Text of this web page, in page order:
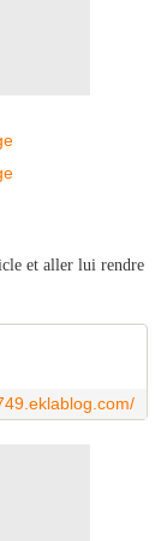
et aller lui rendre